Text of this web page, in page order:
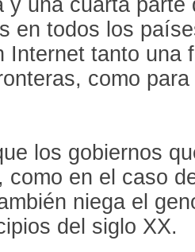
en todos los
Internet tanto una
como
los gobiernos
como en el caso
niega el
del siglo XX.